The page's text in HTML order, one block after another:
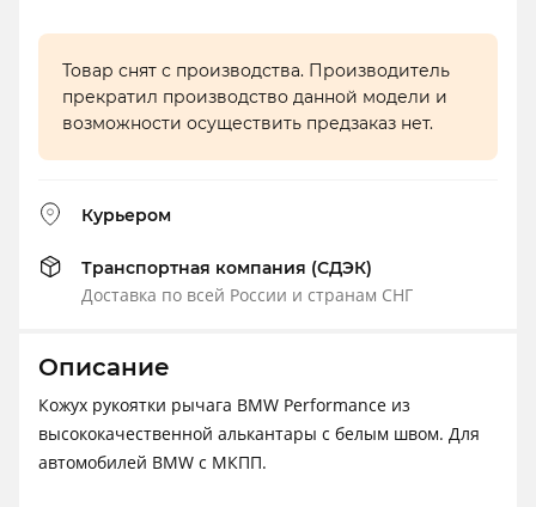
Товар снят с производства. Производитель
прекратил производство данной модели и
возможности осуществить предзаказ нет.
Курьером
Транспортная компания (СДЭК)
Доставка по всей России и странам СНГ
Описание
Кожух рукоятки рычага BMW Performance из
высококачественной алькантары с белым швом. Для
автомобилей BMW с МКПП.